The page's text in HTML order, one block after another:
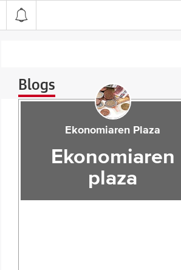
Blogs
Ekonomiaren Plaza
Ekonomiaren
plaza